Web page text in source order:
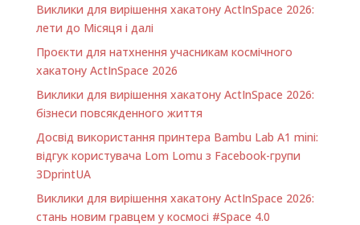
Виклики для вирішення хакатону ActInSpace 2026:
лети до Місяця і далі
Проєкти для натхнення учасникам космічного
хакатону ActInSpace 2026
Виклики для вирішення хакатону ActInSpace 2026:
бізнеси повсякденного життя
Досвід використання принтера Bambu Lab A1 minі:
відгук користувача Lom Lomu з Facebook-групи
3DprintUA
Виклики для вирішення хакатону ActInSpace 2026:
стань новим гравцем у космосі #Space 4.0